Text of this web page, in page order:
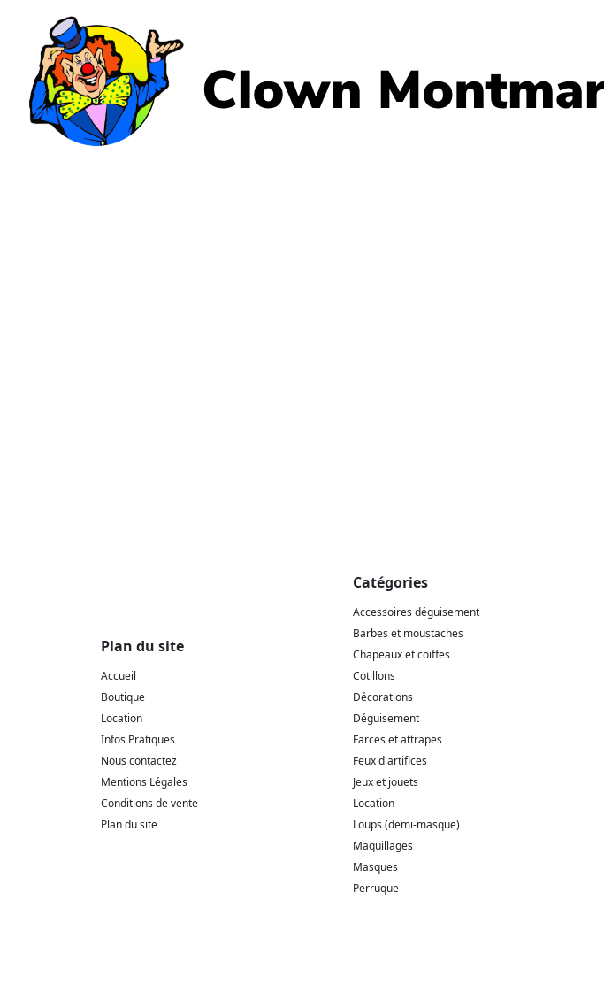
Plan du site
Accueil
Boutique
Location
Infos Pratiques
Nous contactez
Mentions Légales
Conditions de vente
Plan du site
Catégories
Accessoires déguisement
Barbes et moustaches
Chapeaux et coiffes
Cotillons
Décorations
Déguisement
Farces et attrapes
Feux d'artifices
Jeux et jouets
Location
Loups (demi-masque)
Maquillages
Masques
Perruque